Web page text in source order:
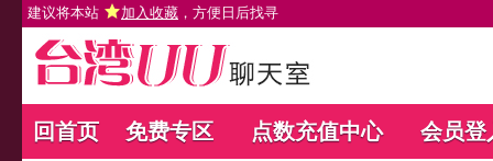
建议将本站 加入收藏 ，方便日后找寻
回首页 免费专区 点数充值中心 会员登